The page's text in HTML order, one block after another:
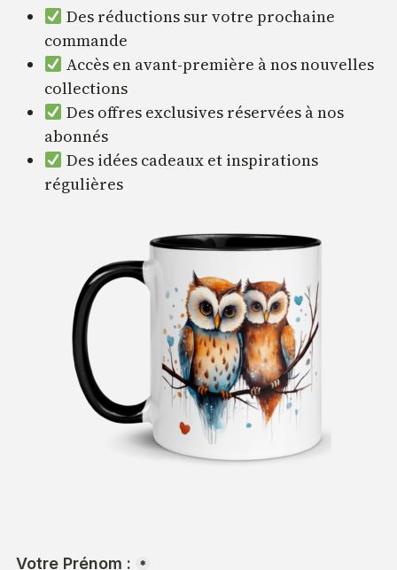
Des réductions sur votre prochaine
commande
Accès en avant-première à nos nouvelles
collections
Des offres exclusives réservées à nos
abonnés
Des idées cadeaux et inspirations
régulières